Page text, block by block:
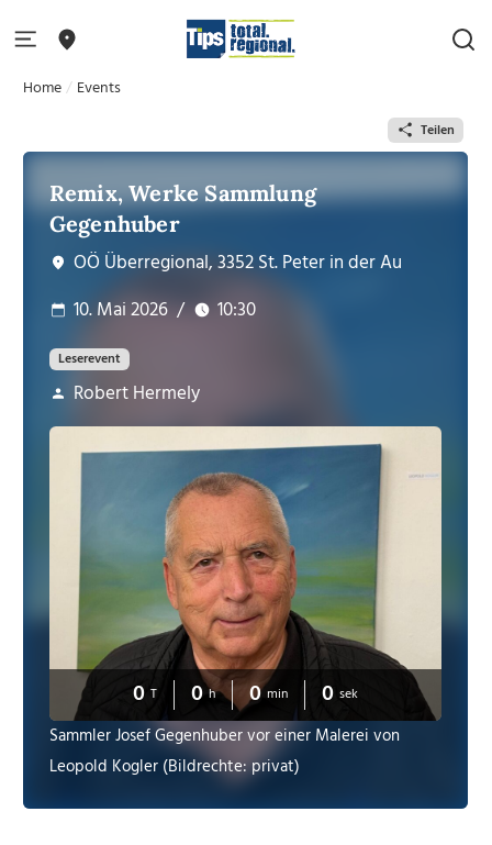
Home Events
Teilen
Remix, Werke Sammlung
Gegenhuber
OÖ Überregional, 3352 St. Peter in der Au
10. Mai 2026 / 10:30
Leserevent
Robert Hermely
0 T 0 h 0 min 0 sek
Sammler Josef Gegenhuber vor einer Malerei von
Leopold Kogler (Bildrechte: privat)